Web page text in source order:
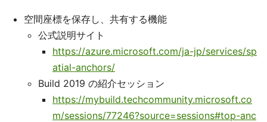
空間座標を保存し、共有する機能
公式説明サイト
https://azure.microsoft.com/ja-jp/services/sp
atial-anchors/
Build 2019 の紹介セッション
https://mybuild.techcommunity.microsoft.co
m/sessions/77246?source=sessions#top-anc